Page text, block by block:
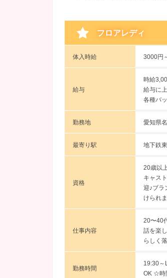
フロアレディ
体入時給 3000円
給与
時給
給与に
各種バ
勤務地 愛知県
最寄り駅 地下鉄
資格
20歳以
キャス
迎♪ブラ
けられ
仕事内容
20〜40
話を楽
らしく
勤務時間
19:30～
OK ☆時